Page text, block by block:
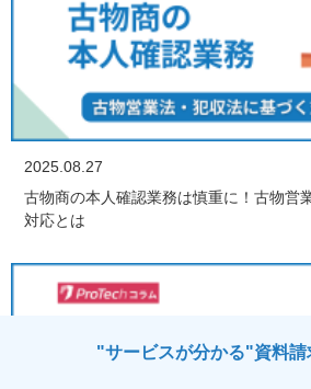
2025.08.27
古物商の本人確認業務は慎重に！古物営
対応とは
"サービスが分かる"資料請